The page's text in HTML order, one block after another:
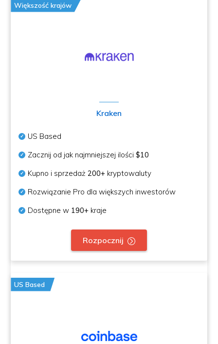
Większość krajów
Kraken
US Based
Zacznij od jak najmniejszej ilości$10
Kupno i sprzedaż200+ kryptowaluty
Rozwiązanie Pro dla większych inwestorów
Dostępne w 190+ kraje
Rozpocznij
US Based